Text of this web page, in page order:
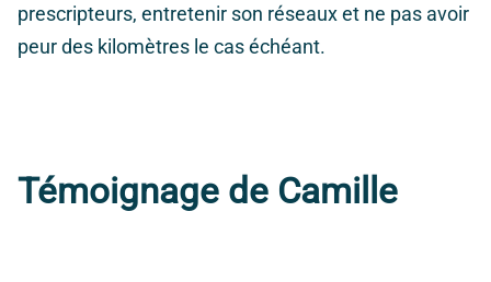
prescripteurs, entretenir son réseaux et ne pas avoir
peur des kilomètres le cas échéant.
Témoignage de Camille